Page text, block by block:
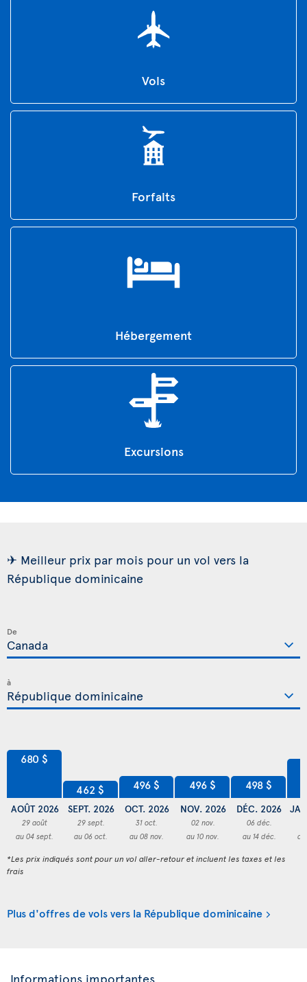
Vols
Forfaits
Hébergement
Excursions
✈ Meilleur prix par mois pour un vol vers la
République dominicaine
De
à
680 $
AOÛT 2026
29 août
au 04 sept.
462 $
SEPT. 2026
29 sept.
au 06 oct.
496 $
OCT. 2026
31 oct.
au 08 nov.
496 $
NOV. 2026
02 nov.
au 10 nov.
498 $
DÉC. 2026
06 déc.
au 14 déc.
*Les prix indiqués sont pour un vol aller-retour et incluent les taxes et les
frais
Plus d'offres de vols vers la République dominicaine
Informations importantes